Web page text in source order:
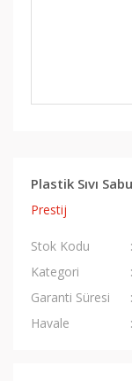
Plastik Sıvı
Prestij
Stok Kodu
Kategori
Garanti Süresi
Havale